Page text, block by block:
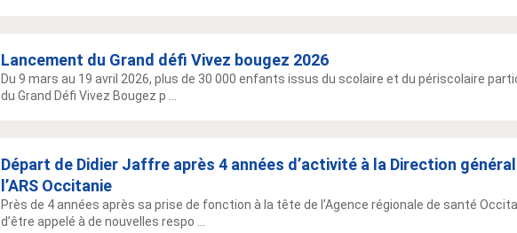
Lancement du Grand défi Vivez bougez 2026
Du 9 mars au 19 avril 2026, plus de 30 000 enfants issus du scolaire et du périscolaire
du Grand Défi Vivez Bougez p ...
Départ de Didier Jaffre après 4 années d’activité à la Direction
l’ARS Occitanie
Près de 4 années après sa prise de fonction à la tête de l’Agence régionale de santé
d’être appelé à de nouvelles respo ...